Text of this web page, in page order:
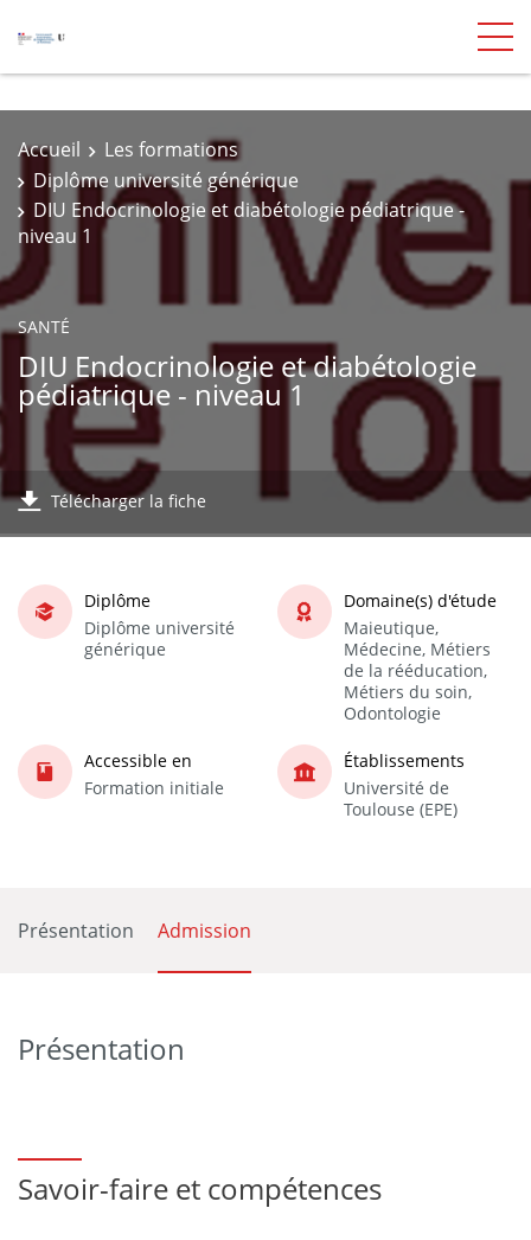
Accueil
Les formations
Diplôme université générique
DIU Endocrinologie et diabétologie pédiatrique -
niveau 1
SANTÉ
DIU Endocrinologie et diabétologie
pédiatrique - niveau 1
Télécharger la fiche
Diplôme
Diplôme université
générique
Domaine(s) d'étude
Maieutique,
Médecine, Métiers
de la rééducation,
Métiers du soin,
Odontologie
Accessible en
Formation initiale
Établissements
Université de
Toulouse (EPE)
Présentation Admission
Présentation
Savoir-faire et compétences